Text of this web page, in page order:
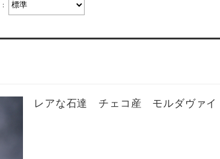
レアな石達 チェコ産 モルダヴァ